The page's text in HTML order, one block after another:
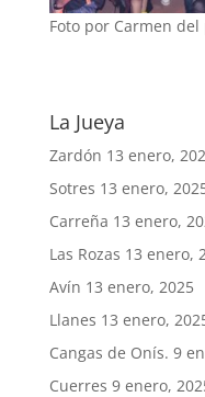
Foto por Carmen
La Jueya
Zardón 13 enero,
Sotres 13 enero,
Carreña 13 enero,
Las Rozas 13 enero,
Avín 13 enero, 2025
Llanes 13 enero,
Cangas de Onís. 9
Cuerres 9 enero,